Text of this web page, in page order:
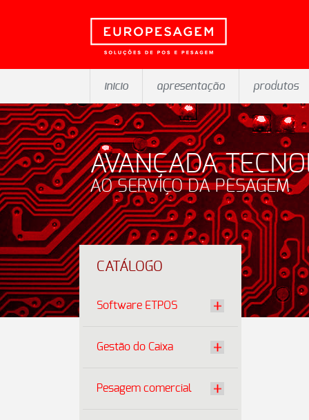
inicio apresentação produtos
AVANÇADA
AO SERVIÇO DA PESAGEM
CATÁLOGO
Software ETPOS
Gestão do Caixa
Pesagem comercial